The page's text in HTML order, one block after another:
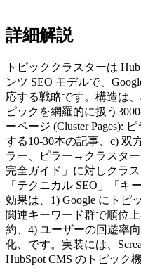
詳細解説
トピッククラスターは
ンツ SEO モデルで、
応する戦略です。構造は、
ピックを網羅的に扱う
ーページ (Cluster Pages):
する10-30本の記事、c)
ラー、ピラー→クラスタ
完全ガイド」に対しクラ
「テクニカル SEO」「キ
効果は、1) Google にトピ
関連キーワード群で順位
約、4) ユーザーの回遊率
化、です。実装には、
HubSpot CMS のトピック